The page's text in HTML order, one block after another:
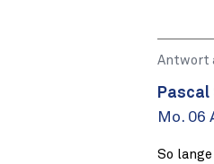
Antwort
Pascal
Mo. 06
So